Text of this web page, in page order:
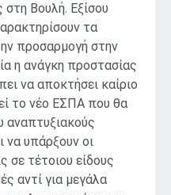
Βουλή. Εξίσου
τα
προσαρμογή στην
η ανάγκη προστασίας
να αποκτήσει καίριο
το νέο ΕΣΠΑ που θα
αναπτυξιακούς
να υπάρξουν οι
σε τέτοιου είδους
αντί για μεγάλα